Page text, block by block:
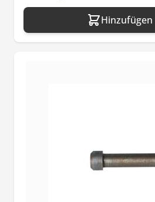
Hinzufügen